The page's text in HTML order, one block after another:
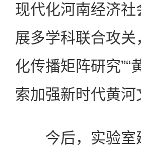
现代化河南经济
展多学科联合攻关
化传播矩阵研究”“
索加强新时代黄
今后，实验